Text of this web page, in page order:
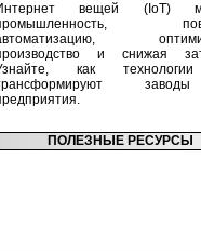
вещей (IoT)
и снижая
как
ПОЛЕЗНЫЕ РЕСУРСЫ